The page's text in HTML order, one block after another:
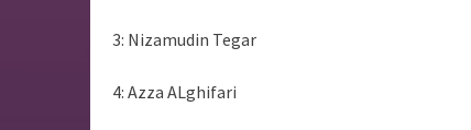
3: Nizamudin Tegar
4: Azza ALghifari